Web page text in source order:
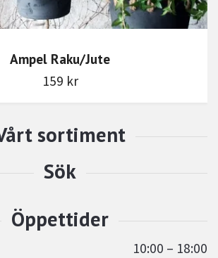
10:00 – 18:00
Ampel Raku/Jute
159 kr